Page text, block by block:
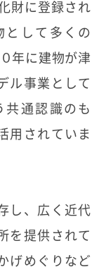
財に登録され
として多くの
年に建物が津
ル事業として
共通認識のも
用されていま
し、広く近代
を提供されて
げめぐりなど